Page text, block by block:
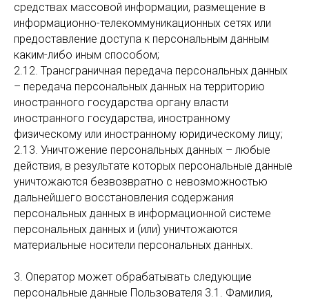
средствах массовой информации, размещение в
информационно-телекоммуникационных сетях или
предоставление доступа к персональным данным
каким-либо иным способом;
2.12. Трансграничная передача персональных данных
– передача персональных данных на территорию
иностранного государства органу власти
иностранного государства, иностранному
физическому или иностранному юридическому лицу;
2.13. Уничтожение персональных данных – любые
действия, в результате которых персональные данные
уничтожаются безвозвратно с невозможностью
дальнейшего восстановления содержания
персональных данных в информационной системе
персональных данных и (или) уничтожаются
материальные носители персональных данных.
3. Оператор может обрабатывать следующие
персональные данные Пользователя 3.1. Фамилия,